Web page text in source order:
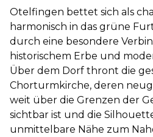
Otelfingen bettet sich als
harmonisch in das grüne
durch eine besondere
historischem Erbe und
Über dem Dorf thront die
Chorturmkirche, deren
weit über die Grenzen der
sichtbar ist und die
unmittelbare Nähe zum